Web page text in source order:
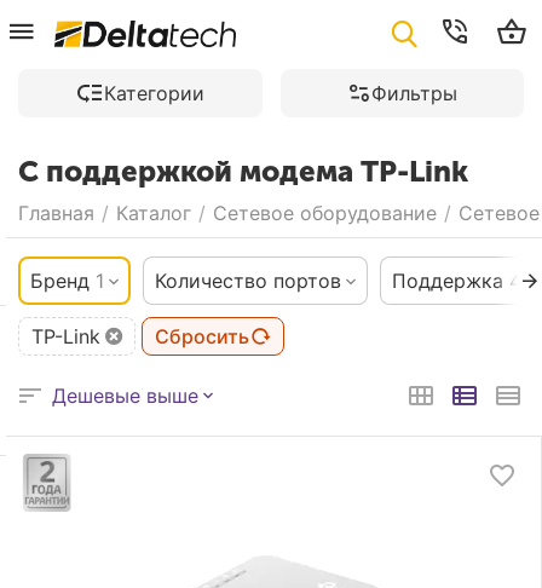
Категории Фильтры
С поддержкой модема TP-Link
Главная / Каталог / Сетевое оборудование /
Бренд 1 Количество портов Поддержка 4G
TP-Link Сбросить
Дешевые выше